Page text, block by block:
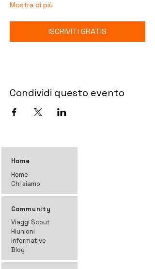
Mostra di più
ISCRIVITI GRATIS
Condividi questo evento
Home
Home
Chi siamo
Community
Viaggi Scout
Riunioni
informative
Blog